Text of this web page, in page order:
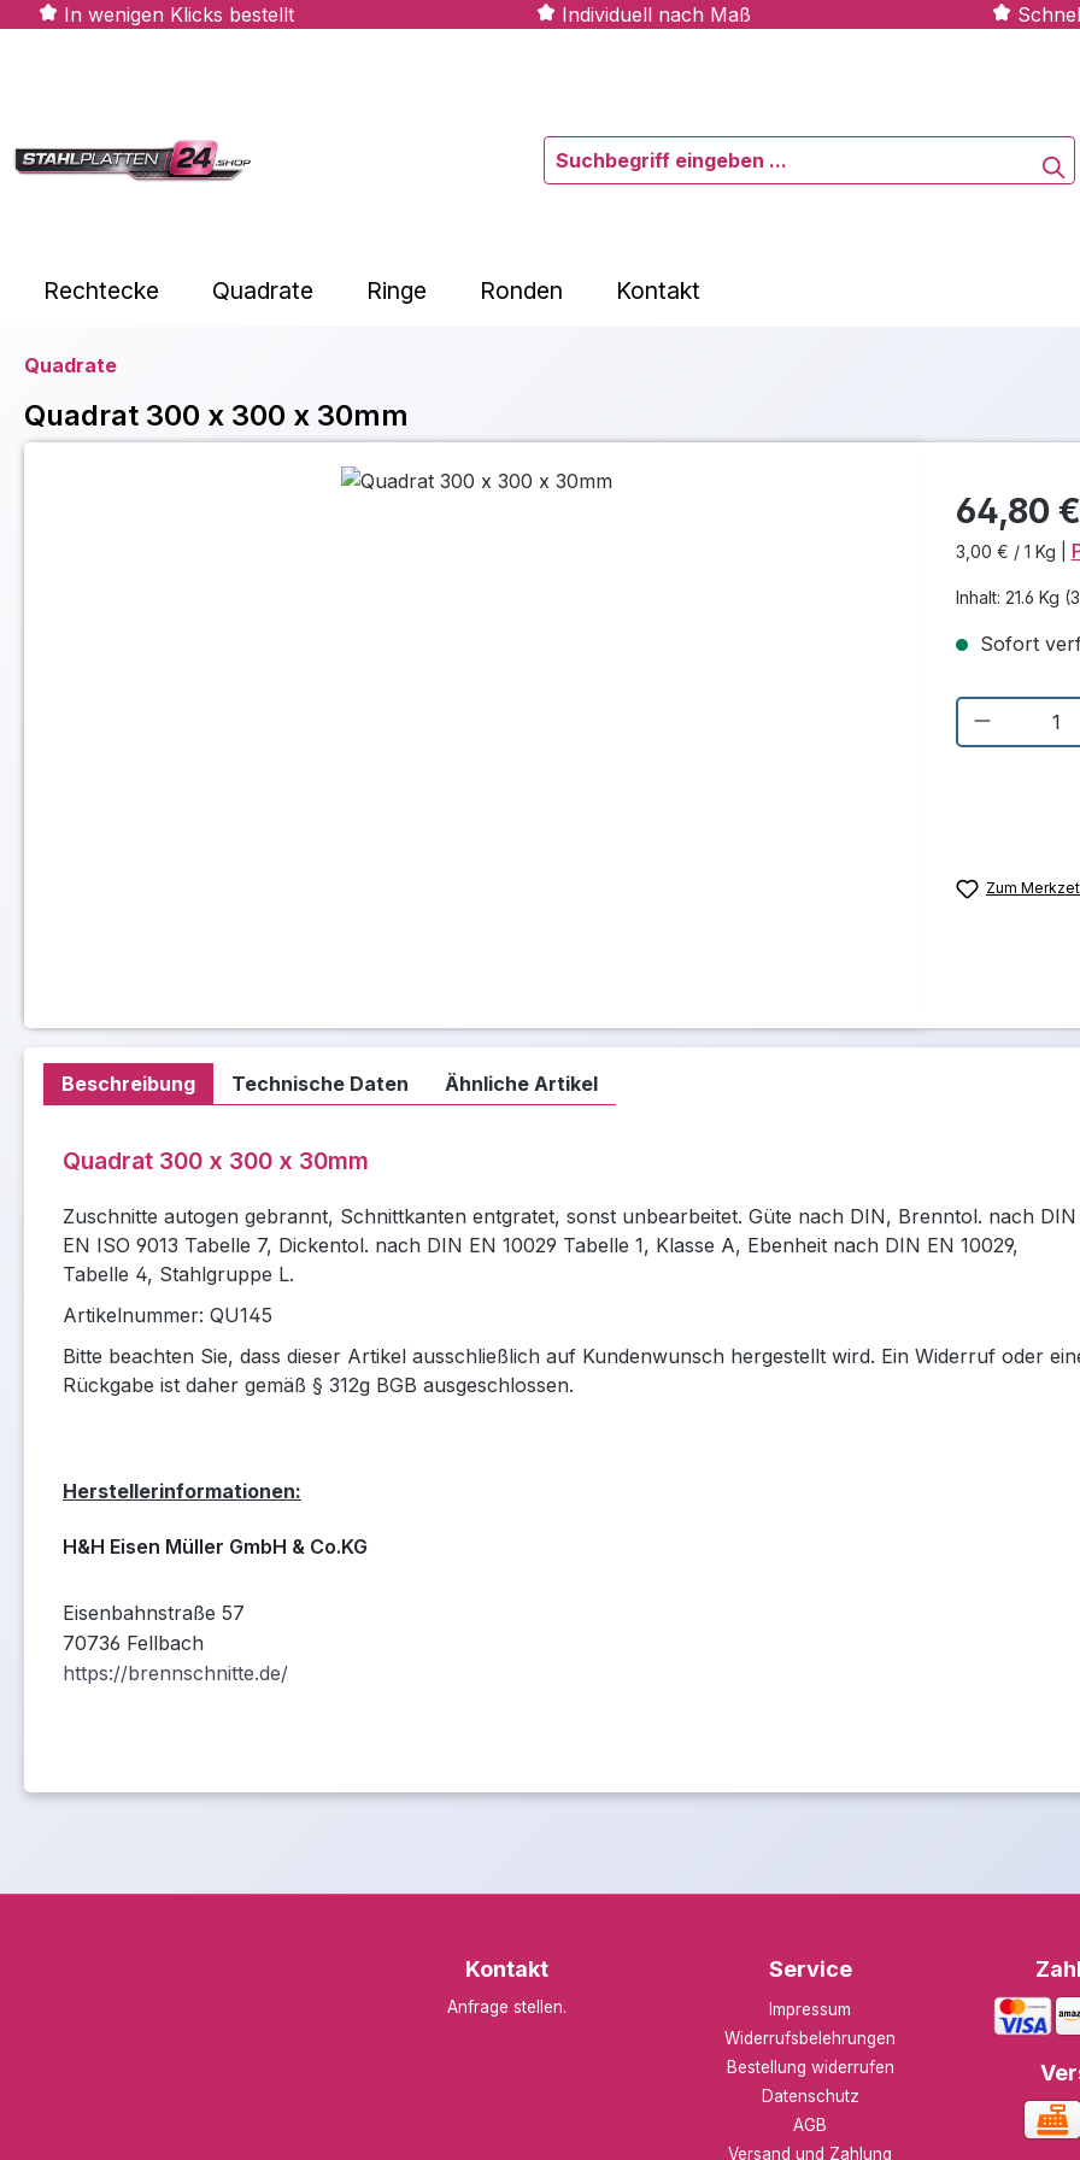
Hauptinhalt springen
Zur Suche springen
Zur Hauptnavigation springen
In wenigen Klicks bestellt Individuell nach Maß
Rechtecke Quadrate Ringe Ronden Kontakt
Quadrate
Quadrat 300 x 300 x 30mm
64,80
3,00 € / 1 Kg
Inhalt: 21.6 Kg
Sofort
Zum
Beschreibung Technische Daten Ähnliche Artikel
Quadrat 300 x 300 x 30mm
Zuschnitte autogen gebrannt, Schnittkanten entgratet, sonst unbearbeitet. Güte nach DIN, Brenntol. nach DIN
EN ISO 9013 Tabelle 7, Dickentol. nach DIN EN 10029 Tabelle 1, Klasse A, Ebenheit nach DIN EN 10029,
Tabelle 4, Stahlgruppe L.
Artikelnummer: QU145
Bitte beachten Sie, dass dieser Artikel ausschließlich auf Kundenwunsch hergestellt wird. Ein Widerruf oder
Rückgabe ist daher gemäß § 312g BGB ausgeschlossen.
Herstellerinformationen:
H&H Eisen Müller GmbH & Co.KG
Eisenbahnstraße 57
70736 Fellbach
https://brennschnitte.de/
Kontakt
Anfrage stellen.
Service
Impressum
Widerrufsbelehrungen
Bestellung widerrufen
Datenschutz
AGB
Versand und Zahlung